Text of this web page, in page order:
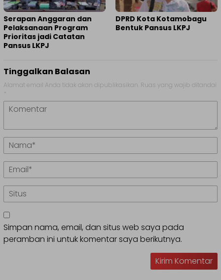
Serapan Anggaran dan
Pelaksanaan Program
Prioritas jadi Catatan
Pansus LKPJ
DPRD Kota Kotamobagu
Bentuk Pansus LKPJ
Tinggalkan Balasan
Alamat email Anda tidak akan dipublikasikan. Ruas yang wajib ditandai
*
Simpan nama, email, dan situs web saya pada
peramban ini untuk komentar saya berikutnya.